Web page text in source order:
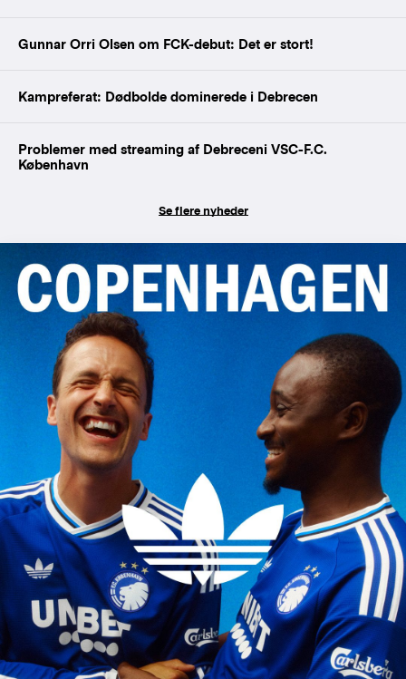
Gunnar Orri Olsen om FCK-debut: Det er stort!
Kampreferat: Dødbolde dominerede i Debrecen
Problemer med streaming af Debreceni VSC-F.C.
København
Se flere nyheder